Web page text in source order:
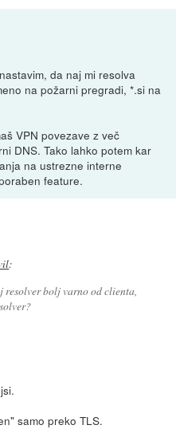
da naj mi resolva
na požarni pregradi, *.si na
VPN povezave z več
DNS. Tako lahko potem kar
na ustrezne interne
feature.
:
resolver bolj varno od clienta,
samo preko TLS.